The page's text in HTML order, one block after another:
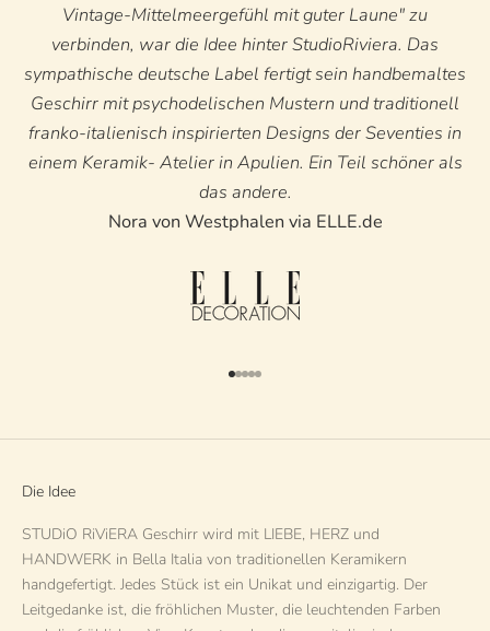
Vintage-Mittelmeergefühl mit guter Laune" zu
verbinden, war die Idee hinter StudioRiviera. Das
sympathische deutsche Label fertigt sein handbemaltes
Geschirr mit psychodelischen Mustern und traditionell
franko-italienisch inspirierten Designs der Seventies in
einem Keramik- Atelier in Apulien. Ein Teil schöner als
das andere.
Nora von Westphalen via ELLE.de
Gehe zu Element 1
Gehe zu Element 2
Gehe zu Element 3
Gehe zu Element 4
Gehe zu Element 5
Die Idee
STUDiO RiViERA Geschirr wird mit LIEBE, HERZ und
HANDWERK in Bella Italia von traditionellen Keramikern
handgefertigt. Jedes Stück ist ein Unikat und einzigartig. Der
Leitgedanke ist, die fröhlichen Muster, die leuchtenden Farben